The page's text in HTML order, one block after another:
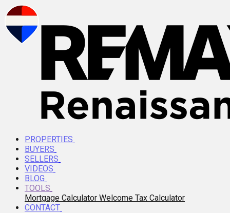
PROPERTIES
BUYERS
SELLERS
VIDEOS
BLOG
TOOLS
Mortgage Calculator Welcome Tax Calculator
CONTACT